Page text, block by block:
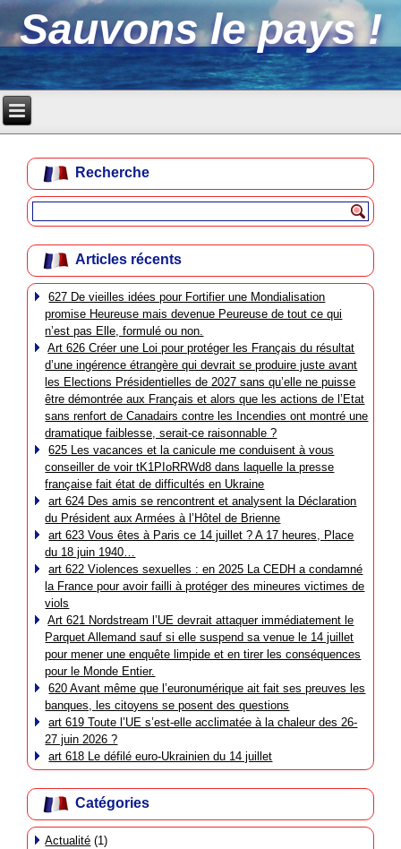
Sauvons le pays !
Recherche
Articles récents
627 De vieilles idées pour Fortifier une Mondialisation
promise Heureuse mais devenue Peureuse de tout ce qui
n’est pas Elle, formulé ou non.
Art 626 Créer une Loi pour protéger les Français du résultat
d’une ingérence étrangère qui devrait se produire juste avant
les Elections Présidentielles de 2027 sans qu’elle ne puisse
être démontrée aux Français et alors que les actions de l’Etat
sans renfort de Canadairs contre les Incendies ont montré une
dramatique faiblesse, serait-ce raisonnable ?
625 Les vacances et la canicule me conduisent à vous
conseiller de voir tK1PIoRRWd8 dans laquelle la presse
française fait état de difficultés en Ukraine
art 624 Des amis se rencontrent et analysent la Déclaration
du Président aux Armées à l’Hôtel de Brienne
art 623 Vous êtes à Paris ce 14 juillet ? A 17 heures, Place
du 18 juin 1940…
art 622 Violences sexuelles : en 2025 La CEDH a condamné
la France pour avoir failli à protéger des mineures victimes de
viols
Art 621 Nordstream l’UE devrait attaquer immédiatement le
Parquet Allemand sauf si elle suspend sa venue le 14 juillet
pour mener une enquête limpide et en tirer les conséquences
pour le Monde Entier.
620 Avant même que l’euronumérique ait fait ses preuves les
banques, les citoyens se posent des questions
art 619 Toute l’UE s’est-elle acclimatée à la chaleur des 26-
27 juin 2026 ?
art 618 Le défilé euro-Ukrainien du 14 juillet
Catégories
Actualité (1)